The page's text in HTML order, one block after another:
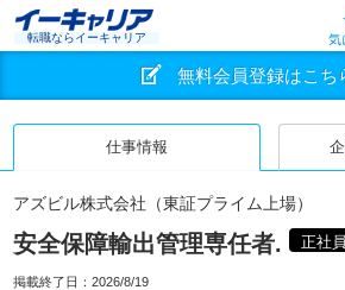
転職ならイーキャリア 気
無料会員登録はこち
仕事情報
アズビル株式会社（東証プライム上場）
安全保障輸出管理専任者. 正社員
掲載終了日： 2026/8/19